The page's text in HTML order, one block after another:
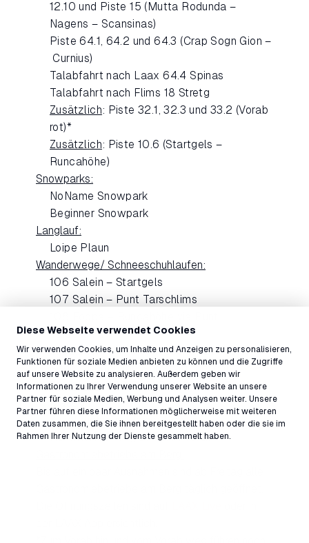
Diese Webseite verwendet Cookies
Wir verwenden Cookies, um Inhalte und Anzeigen zu personalisieren,
Funktionen für soziale Medien anbieten zu können und die Zugriffe
auf unsere Website zu analysieren. Außerdem geben wir
Informationen zu Ihrer Verwendung unserer Website an unsere
Partner für soziale Medien, Werbung und Analysen weiter. Unsere
Partner führen diese Informationen möglicherweise mit weiteren
Daten zusammen, die Sie ihnen bereitgestellt haben oder die sie im
Rahmen Ihrer Nutzung der Dienste gesammelt haben.
12.10 und Piste 15 (Mutta Rodunda –
Nagens – Scansinas)
Piste 64.1, 64.2 und 64.3 (Crap Sogn Gion –
Curnius)
Talabfahrt nach Laax 64.4 Spinas
Talabfahrt nach Flims 18 Stretg
Zusätzlich: Piste 32.1, 32.3 und 33.2 (Vorab
rot)*
Zusätzlich: Piste 10.6 (Startgels –
Runcahöhe)
Snowparks:
NoName Snowpark
Beginner Snowpark
Langlauf:
Loipe Plaun
Wanderwege/ Schneeschuhlaufen:
106 Salein – Startgels
107 Salein – Punt Tarschlims
Tarschlims
Zusätzlich: 547 Schneeschutrail oberer
Segnesboden (ab Samstag täglich)
Zusätzlich: 102 Crap Sogn Gion – Crap
Masegn
Zusätzlich: Ein kleiner Pop-up
Rundwanderweg auf dem Vorab